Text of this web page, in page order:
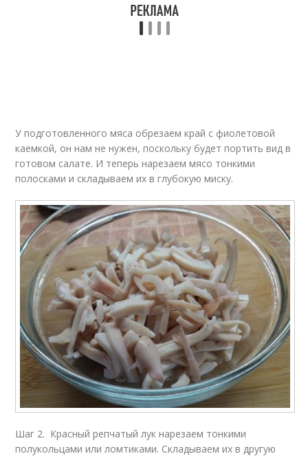
У подготовленного мяса обрезаем край с фиолетовой
каемкой, он нам не нужен, поскольку будет портить вид в
готовом салате. И теперь нарезаем мясо тонкими
полосками и складываем их в глубокую миску.
Шаг 2. Красный репчатый лук нарезаем тонкими
полукольцами или ломтиками. Складываем их в другую